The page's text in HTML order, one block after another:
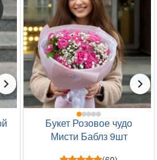
Букет Розовое чудо
Мисти Баблз 9шт